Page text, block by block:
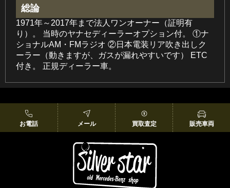
総論
1971年～2017年まで法人ワンオーナー（証明有
り）。 当時のヤナセディーラーオプション付。 ①ナ
ショナルAM・FMラジオ ②日本電装リア吹き出しク
ーラー（動きますが、ガスが漏れやすいです） ETC
付き。 正規ディーラー車。
お電話 メール 買取査定 販売車両